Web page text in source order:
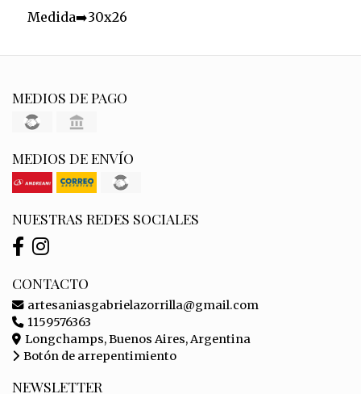
Medida➡️30x26
MEDIOS DE PAGO
MEDIOS DE ENVÍO
NUESTRAS REDES SOCIALES
CONTACTO
artesaniasgabrielazorrilla@gmail.com
1159576363
Longchamps, Buenos Aires, Argentina
Botón de arrepentimiento
NEWSLETTER